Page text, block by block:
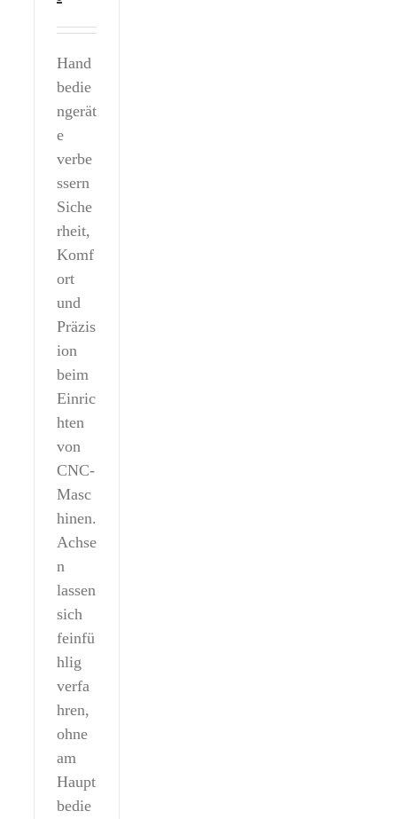
Hand
bedie
ngerät
e
verbe
ssern
Siche
rheit,
Komf
ort
und
Präzis
ion
beim
Einric
hten
von
CNC-
Masc
hinen.
Achse
n
lassen
sich
feinfü
hlig
verfa
hren,
ohne
am
Haupt
bedie